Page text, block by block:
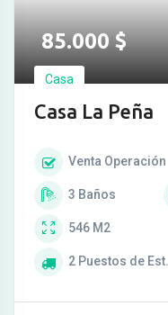
85.000$
Casa
Casa La Peña
Venta Operación
3 Baños
546 M2
2 Puestos de Est.